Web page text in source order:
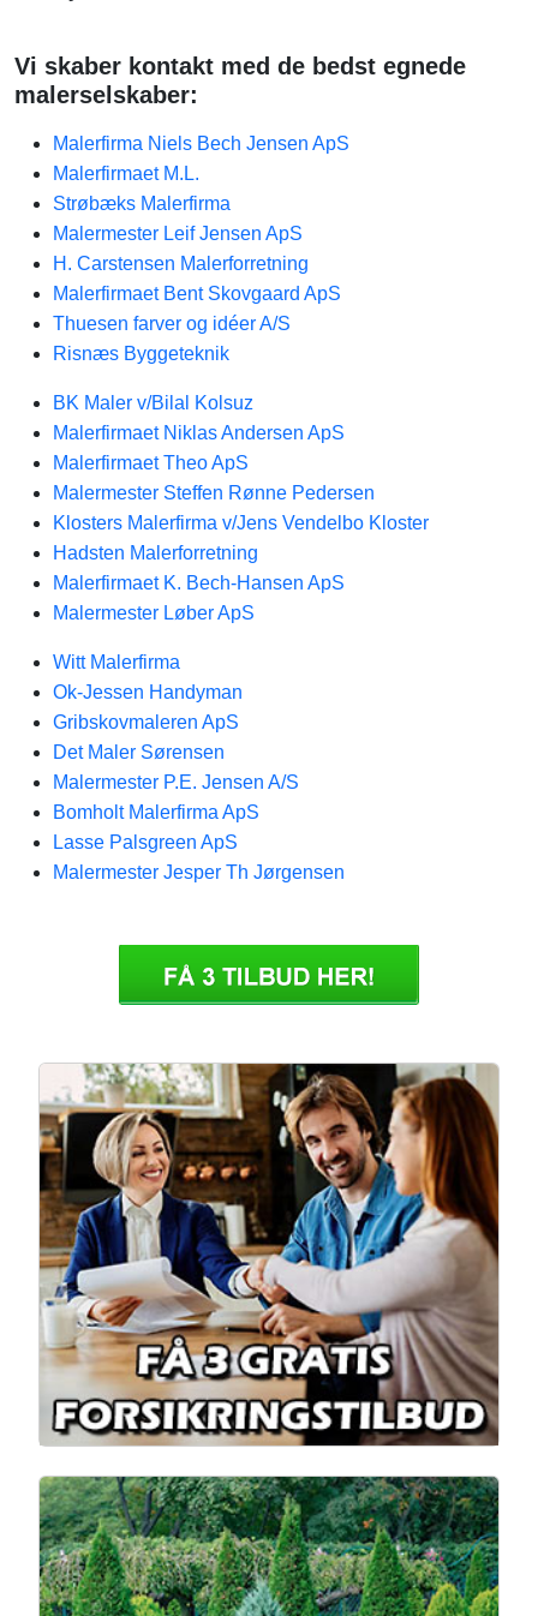
Vi skaber kontakt med de bedst egnede
malerselskaber:
Malerfirma Niels Bech Jensen ApS
Malerfirmaet M.L.
Strøbæks Malerfirma
Malermester Leif Jensen ApS
H. Carstensen Malerforretning
Malerfirmaet Bent Skovgaard ApS
Thuesen farver og idéer A/S
Risnæs Byggeteknik
BK Maler v/Bilal Kolsuz
Malerfirmaet Niklas Andersen ApS
Malerfirmaet Theo ApS
Malermester Steffen Rønne Pedersen
Klosters Malerfirma v/Jens Vendelbo Kloster
Hadsten Malerforretning
Malerfirmaet K. Bech-Hansen ApS
Malermester Løber ApS
Witt Malerfirma
Ok-Jessen Handyman
Gribskovmaleren ApS
Det Maler Sørensen
Malermester P.E. Jensen A/S
Bomholt Malerfirma ApS
Lasse Palsgreen ApS
Malermester Jesper Th Jørgensen